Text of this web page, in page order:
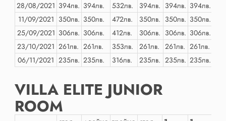
28/08/2021 394лв. 394лв. 532лв. 394лв. 394лв. 394лв.
11/09/2021 350лв. 350лв. 472лв. 350лв. 350лв. 350лв.
25/09/2021 306лв. 306лв. 412лв. 306лв. 306лв. 306лв.
23/10/2021 261лв. 261лв. 353лв. 261лв. 261лв. 261лв.
06/11/2021 235лв. 235лв. 316лв. 235лв. 235лв. 235лв.
VILLA ELITE JUNIOR
ROOM